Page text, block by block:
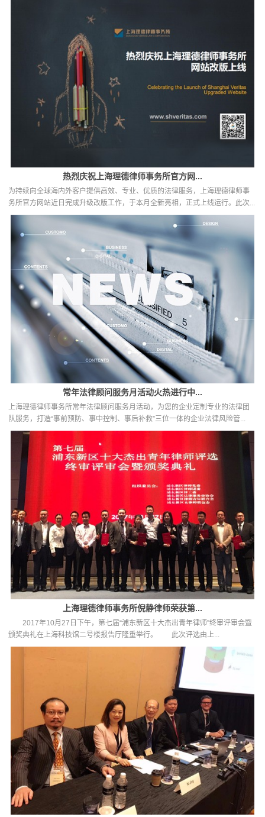
热烈庆祝上海理德律师事务所官方网...
为持续向全球海内外客户提供高效、专业、优质的法律服务，上海理德律师事
务所官方网站近日完成升级改版工作，于本月全新亮相，正式上线运行。此次...
常年法律顾问服务月活动火热进行中...
上海理德律师事务所常年法律顾问服务月活动，为您的企业定制专业的法律团
队服务，打造“事前预防、事中控制、事后补救”三位一体的企业法律风险管...
上海理德律师事务所倪静律师荣获第...
2017年10月27日下午，第七届“浦东新区十大杰出青年律师”终审评审会暨
颁奖典礼在上海科技馆二号楼报告厅隆重举行。 此次评选由上...